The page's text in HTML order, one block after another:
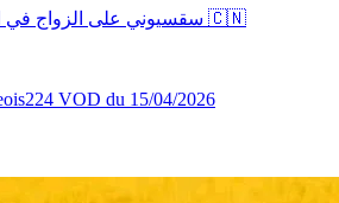
whereisemma09 - سقسيوني على الزواج في الصين 🇨🇳